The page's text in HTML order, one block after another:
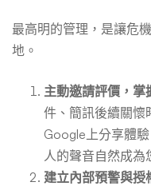
最高明的管理，是讓危
地。
主動邀請評價，掌
件、簡訊後續關懷
Google上分享體
人的聲音自然成為
建立內部預警與授